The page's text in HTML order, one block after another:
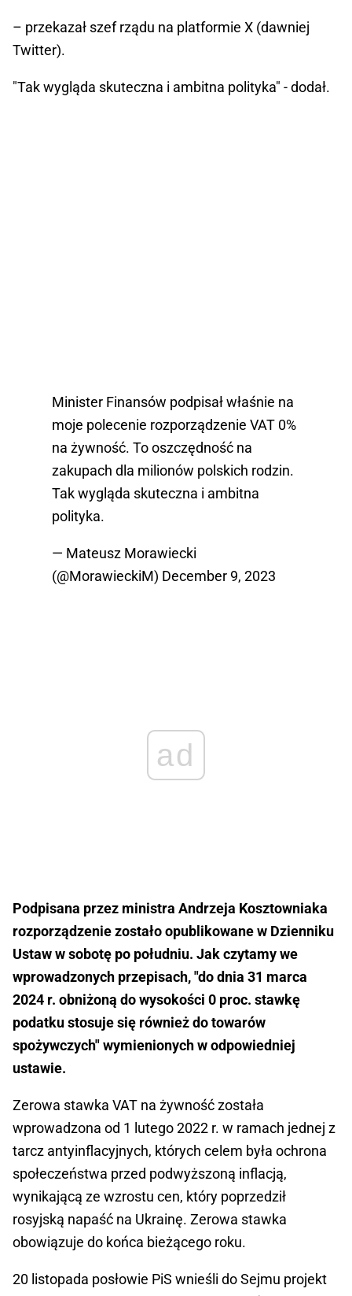
– przekazał szef rządu na platformie X (dawniej
Twitter).
"Tak wygląda skuteczna i ambitna polityka" - dodał.
Minister Finansów podpisał właśnie na
moje polecenie rozporządzenie VAT 0%
na żywność. To oszczędność na
zakupach dla milionów polskich rodzin.
Tak wygląda skuteczna i ambitna
polityka.
— Mateusz Morawiecki
(@MorawieckiM) December 9, 2023
ad
Podpisana przez ministra Andrzeja Kosztowniaka
rozporządzenie zostało opublikowane w Dzienniku
Ustaw w sobotę po południu. Jak czytamy we
wprowadzonych przepisach, "do dnia 31 marca
2024 r. obniżoną do wysokości 0 proc. stawkę
podatku stosuje się również do towarów
spożywczych" wymienionych w odpowiedniej
ustawie.
Zerowa stawka VAT na żywność została
wprowadzona od 1 lutego 2022 r. w ramach jednej z
tarcz antyinflacyjnych, których celem była ochrona
społeczeństwa przed podwyższoną inflacją,
wynikającą ze wzrostu cen, który poprzedził
rosyjską napaść na Ukrainę. Zerowa stawka
obowiązuje do końca bieżącego roku.
20 listopada posłowie PiS wnieśli do Sejmu projekt